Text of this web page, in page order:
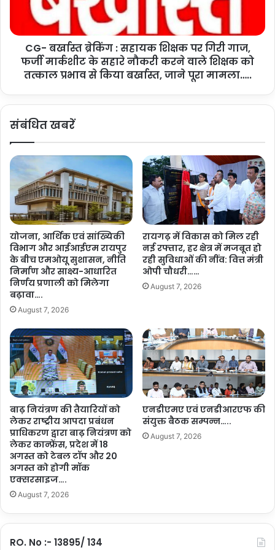
शा
र
बां
अ
हा
का
नि
र्मा
ण
ग्रा
मी
णों
ने
प्र
स
न
से
की
बा
उं
ड्री
वा
ल
नि
र्मा
ण
की
मां
प
ग
क्ष
र
गि
री
गा
ज
फ
र्जी
मा
र्क
शी
ट
स
हा
रे
नौ
क
री
क
र
ने
वा
ले
शि
क्ष
क
को
त
त्का
CG- बर्खास्त ब्रेकिंग : सहायक शिक्षक पर गिरी गाज,
फर्जी मार्कशीट के सहारे नौकरी करने वाले शिक्षक को
तत्काल प्रभाव से किया बर्खास्त, जाने पूरा मामला…..
संबंधित खबरें
योजना, आर्थिक एवं सांख्यिकी
विभाग और आईआईएम रायपुर
के बीच एमओयू सुशासन, नीति
निर्माण और साक्ष्य-आधारित
निर्णय प्रणाली को मिलेगा
बढ़ावा….
August 7, 2026
रायगढ़ में विकास को मिल रही
नई रफ्तार, हर क्षेत्र में मजबूत हो
रही सुविधाओं की नींव: वित्त मंत्री
ओपी चौधरी……
August 7, 2026
बाढ़ नियंत्रण की तैयारियों को
लेकर राष्ट्रीय आपदा प्रबंधन
प्राधिकरण द्वारा बाढ़ नियंत्रण को
लेकर कान्फ्रेंस, प्रदेश में 18
अगस्त को टेबल टॉप और 20
अगस्त को होगी मॉक
एक्सरसाइज….
August 7, 2026
एनडीएमए एवं एनडीआरएफ की
संयुक्त बैठक सम्पन्न…..
August 7, 2026
RO. No :- 13895/ 134